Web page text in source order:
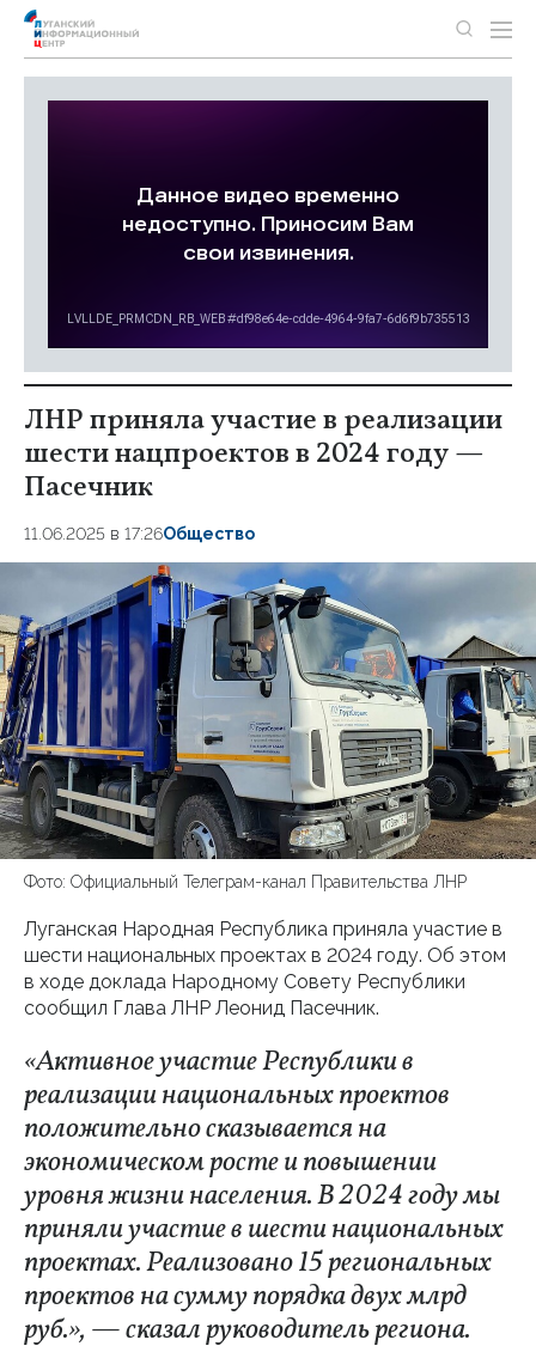
ЛНР приняла участие в реализации
шести нацпроектов в 2024 году —
Пасечник
11.06.2025 в 17:26Общество
Фото: Официальный Телеграм-канал Правительства ЛНР
Луганская Народная Республика приняла участие в
шести национальных проектах в 2024 году. Об этом
в ходе доклада Народному Совету Республики
сообщил Глава ЛНР Леонид Пасечник.
«Активное участие Республики в
реализации национальных проектов
положительно сказывается на
экономическом росте и повышении
уровня жизни населения. В 2024 году мы
приняли участие в шести национальных
проектах. Реализовано 15 региональных
проектов на сумму порядка двух млрд
руб.», — сказал руководитель региона.